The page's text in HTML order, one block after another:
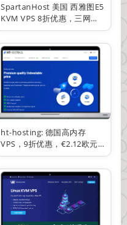
SpartanHost 美国 西雅图E5
KVM VPS 8折优惠，三网联
通4837 10Gbps端口 DDOS
防护
ht-hosting: 德国高内存
VPS，9折优惠，€2.12欧元/
月起，AMD高性能处理
器/6G内存起